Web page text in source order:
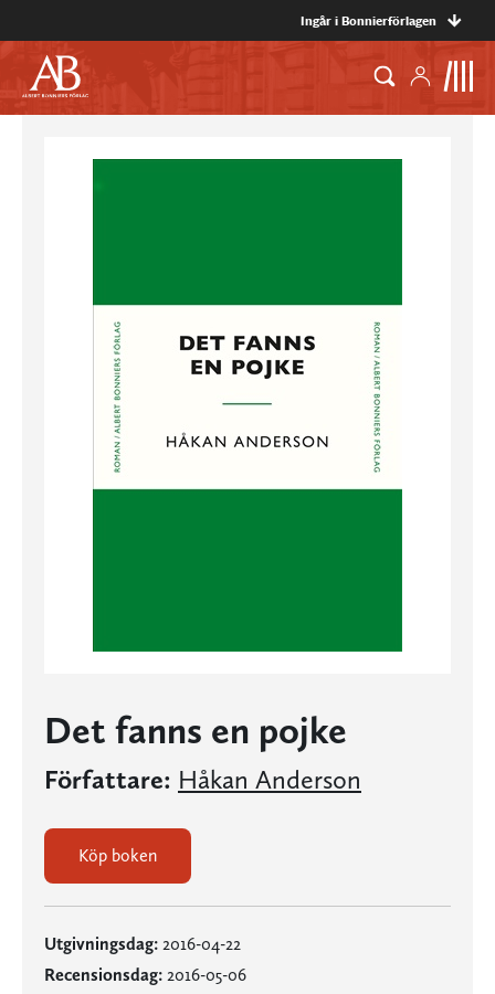
Ingår i Bonnierförlagen
Det fanns en pojke
Författare: Håkan Anderson
Köp boken
Utgivningsdag: 2016-04-22
Recensionsdag: 2016-05-06